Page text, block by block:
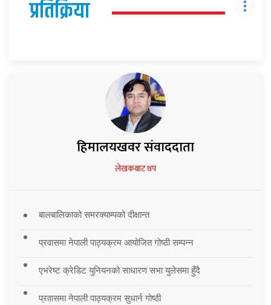
प्रतिक्रिया
हिमालयखवर संवाददाता
लेखकबाट थप
बालबालिकाको समरक्याम्पको दीक्षान्त
प्रवासमा नेपाली पाठ्यक्रम आयोजित गोष्ठी सम्पन्न
एभरेष्ट क्रेडिट युनियनको साधारण सभा युलेसमा हुँदै
प्रवासमा नेपाली पाठ्यक्रम सुधार्न गोष्ठी